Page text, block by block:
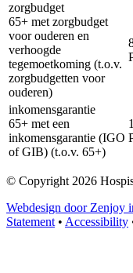
zorgbudget
65+ met zorgbudget
voor ouderen en
verhoogde
tegemoetkoming (t.o.v.
zorgbudgetten voor
ouderen)
inkomensgarantie
65+ met een
inkomensgarantie (IGO
of GIB) (t.o.v. 65+)
© Copyright 2026
Webdesign door Zenjoy
Statement • Accessibility